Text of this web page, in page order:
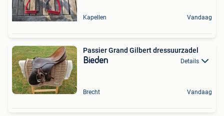
Kapellen Vandaag
Passier Grand Gilbert dressuurzadel
Bieden Details
Brecht Vandaag